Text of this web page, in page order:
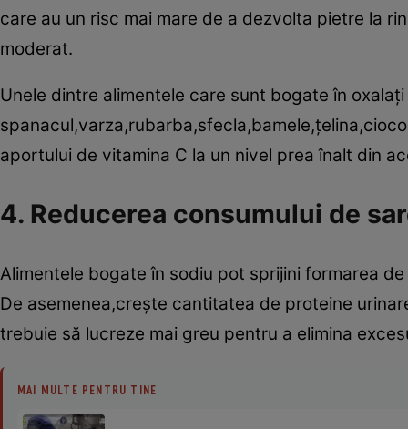
care au un risc mai mare de a dezvolta pietre la
moderat.
Unele dintre alimentele care sunt bogate în
aportului de vitamina C la un nivel prea înalt din
4. Reducerea consumului de
Alimentele bogate în sodiu pot sprijini formarea
De asemenea,creşte cantitatea de proteine
trebuie să lucreze mai greu pentru a elimina
MAI MULTE PENTRU TINE